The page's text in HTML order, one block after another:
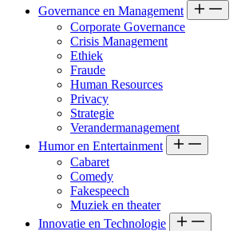
Governance en Management
Corporate Governance
Crisis Management
Ethiek
Fraude
Human Resources
Privacy
Strategie
Verandermanagement
Humor en Entertainment
Cabaret
Comedy
Fakespeech
Muziek en theater
Innovatie en Technologie